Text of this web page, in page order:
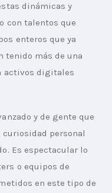
dinámicas y
con talentos que
enteros que ya
tenido más de una
activos digitales
y de gente que
curiosidad personal
Es espectacular lo
o equipos de
en este tipo de